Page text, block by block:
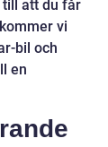
att du får
vi
bil och
en